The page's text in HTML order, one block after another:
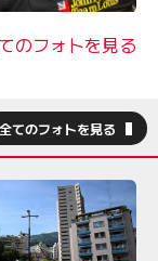
のフォトを見る
全てのフォトを見る